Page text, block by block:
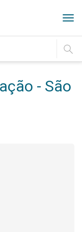
IR
- São